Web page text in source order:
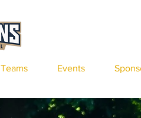
Teams Events